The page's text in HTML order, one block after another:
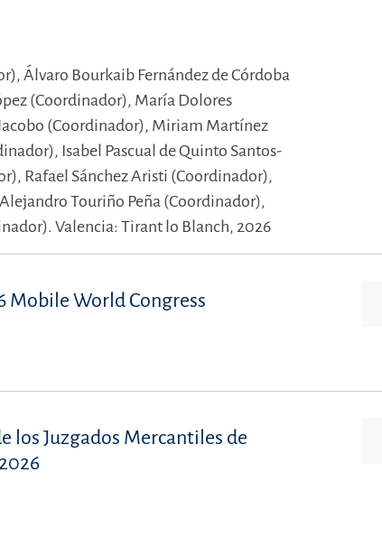
Álvaro Bourkaib Fernández de Córdoba
(Coordinador), María Dolores
(Coordinador), Miriam Martínez
Isabel Pascual de Quinto Santos-
Rafael Sánchez Aristi (Coordinador),
Alejandro Touriño Peña (Coordinador),
Valencia: Tirant lo Blanch, 2026
Mobile World Congress
los Juzgados Mercantiles de